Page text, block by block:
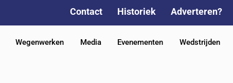
Contact Historiek Adverteren?
Wegenwerken Media Evenementen Wedstrijden